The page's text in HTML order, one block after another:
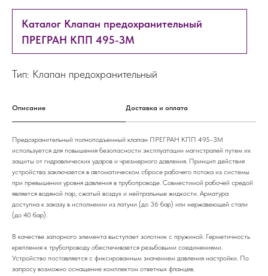
Каталог Клапан предохранительный
ПРЕГРАН КПП 495-ЗМ
Тип: Клапан предохранительный
Описание Доставка и оплата
Предохранительный полноподъемный клапан ПРЕГРАН КПП 495-ЗМ
используется для повышения безопасности эксплуатации магистралей путем их
защиты от гидравлических ударов и чрезмерного давления. Принцип действия
устройства заключается в автоматическом сбросе рабочего потока из системы
при превышении уровня давления в трубопроводе. Совместимой рабочей средой
является водяной пар, сжатый воздух и нейтральные жидкости. Арматура
доступна к заказу в исполнении из латуни (до 36 бар) или нержавеющей стали
(до 40 бар).
В качестве запорного элемента выступает золотник с пружиной. Герметичность
крепления к трубопроводу обеспечивается резьбовыми соединениями.
Устройство поставляется с фиксированным значением давления настройки. По
запросу возможно оснащение комплектом ответных фланцев.